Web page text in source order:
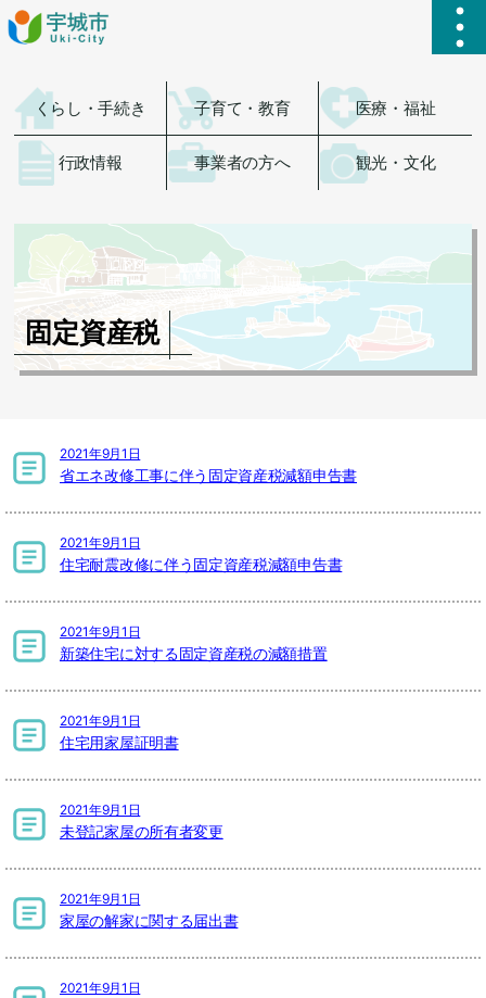
ハ
くらし・手続き 子育て・教育 医療・福祉
行政情報 事業者の方へ 観光・文化
固定資産税
2021年9月1日
省エネ改修工事に伴う固定資産税減額申告書
2021年9月1日
住宅耐震改修に伴う固定資産税減額申告書
2021年9月1日
新築住宅に対する固定資産税の減額措置
2021年9月1日
住宅用家屋証明書
2021年9月1日
未登記家屋の所有者変更
2021年9月1日
家屋の解家に関する届出書
2021年9月1日